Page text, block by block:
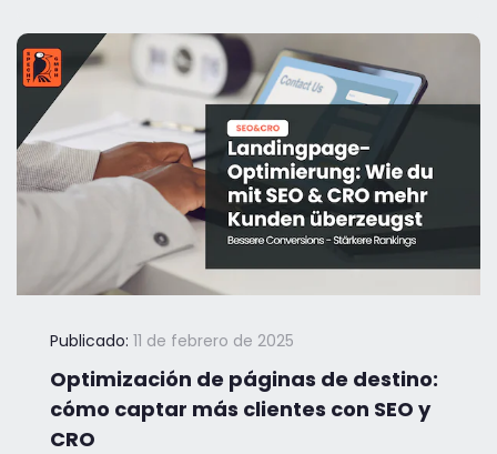
Publicado: 11 de febrero de 2025
Optimización de páginas de destino:
cómo captar más clientes con SEO y
CRO